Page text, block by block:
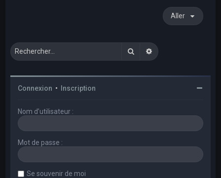
Aller
RechercherRecherche avancée
Connexion • Inscription
Nom d’utilisateur :
Mot de passe :
Se souvenir de moi